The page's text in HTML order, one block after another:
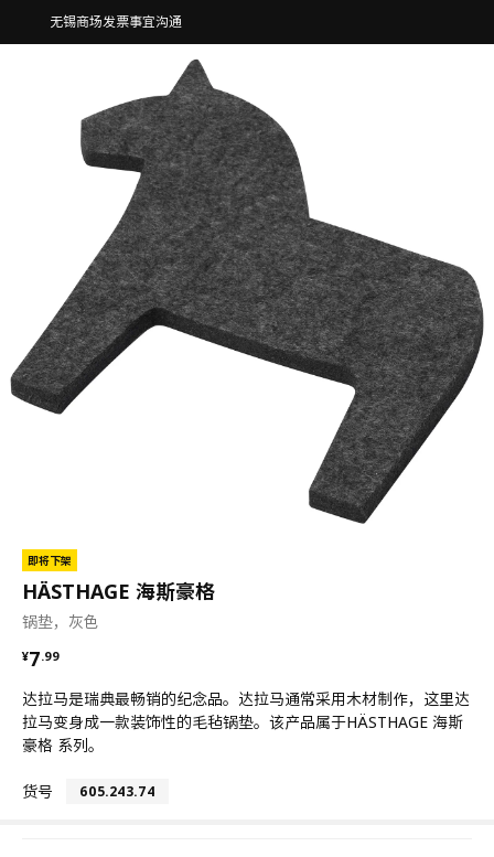
无锡商场发票事宜沟通
即将下架
HÄSTHAGE 海斯豪格
锅垫，灰色
¥7.99
¥ 7.99
达拉马是瑞典最畅销的纪念品。达拉马通常采用木材制作，这里达
拉马变身成一款装饰性的毛毡锅垫。该产品属于HÄSTHAGE 海斯
豪格 系列。
货号 605.243.74